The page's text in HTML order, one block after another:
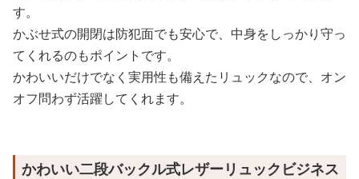
す。
かぶせ式の開閉は防犯面でも安心で、中身をしっかり守っ
てくれるのもポイントです。
かわいいだけでなく実用性も備えたリュックなので、オン
オフ問わず活躍してくれます。
かわいい二段バックル式レザーリュックビジネス